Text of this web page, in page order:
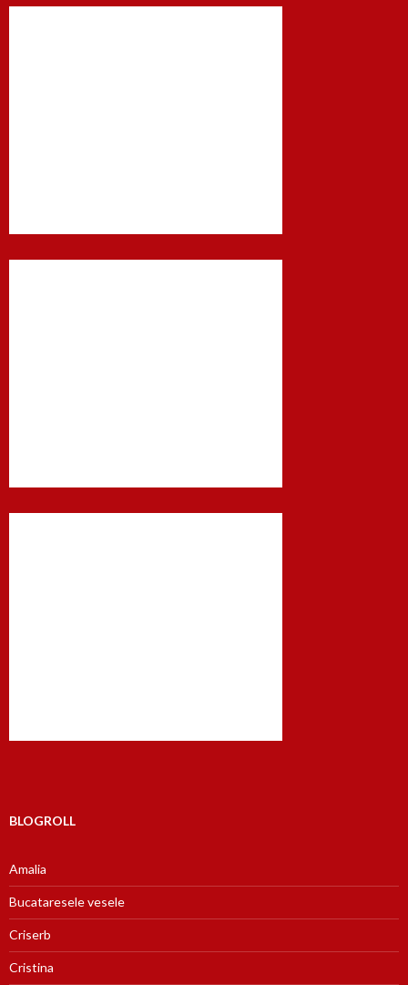
BLOGROLL
Amalia
Bucataresele vesele
Criserb
Cristina